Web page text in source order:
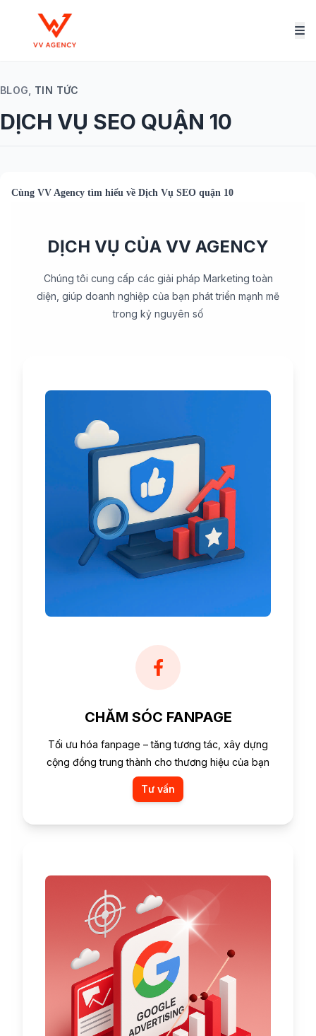
BLOG, TIN TỨC
DỊCH VỤ SEO QUẬN 10
Cùng VV Agency tìm hiểu về Dịch Vụ SEO quận 10
DỊCH VỤ CỦA VV AGENCY
Chúng tôi cung cấp các giải pháp Marketing toàn
diện, giúp doanh nghiệp của bạn phát triển mạnh mẽ
trong kỷ nguyên số
CHĂM SÓC FANPAGE
Tối ưu hóa fanpage – tăng tương tác, xây dựng
cộng đồng trung thành cho thương hiệu của bạn
Tư vấn